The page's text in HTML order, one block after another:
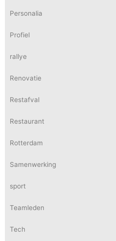
Personalia
Profiel
rallye
Renovatie
Restafval
Restaurant
Rotterdam
Samenwerking
sport
Teamleden
Tech